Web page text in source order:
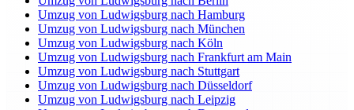
Umzug von Ludwigsburg nach Hamburg
Umzug von Ludwigsburg nach München
Umzug von Ludwigsburg nach Köln
Umzug von Ludwigsburg nach Frankfurt am Main
Umzug von Ludwigsburg nach Stuttgart
Umzug von Ludwigsburg nach Düsseldorf
Umzug von Ludwigsburg nach Leipzig